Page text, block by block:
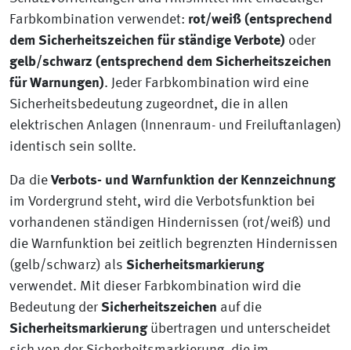
Farbkombination verwendet: rot/weiß (entsprechend
dem Sicherheitszeichen für ständige Verbote) oder
gelb/schwarz (entsprechend dem Sicherheitszeichen
für Warnungen). Jeder Farbkombination wird eine
Sicherheitsbedeutung zugeordnet, die in allen
elektrischen Anlagen (Innenraum- und Freiluftanlagen)
identisch sein sollte.
Da die Verbots- und Warnfunktion der Kennzeichnung
im Vordergrund steht, wird die Verbotsfunktion bei
vorhandenen ständigen Hindernissen (rot/weiß) und
die Warnfunktion bei zeitlich begrenzten Hindernissen
(gelb/schwarz) als Sicherheitsmarkierung
verwendet. Mit dieser Farbkombination wird die
Bedeutung der Sicherheitszeichen auf die
Sicherheitsmarkierung übertragen und unterscheidet